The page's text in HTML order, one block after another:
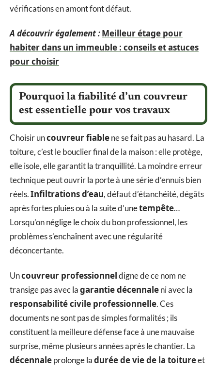
vérifications en amont font défaut.
A découvrir également :Meilleur étage pour
habiter dans un immeuble : conseils et astuces
pour choisir
Pourquoi la fiabilité d’un couvreur
est essentielle pour vos travaux
Choisir uncouvreur fiablene se fait pas au hasard. La
toiture, c’est le bouclier final de la maison : elle protège,
elle isole, elle garantit la tranquillité. La moindre erreur
technique peut ouvrir la porte à une série d’ennuis bien
réels.Infiltrations d’eau, défaut d’étanchéité, dégâts
après fortes pluies ou à la suite d’unetempête…
Lorsqu’on néglige le choix du bon professionnel, les
problèmes s’enchaînent avec une régularité
déconcertante.
Uncouvreur professionneldigne de ce nom ne
transige pas avec lagarantie décennaleni avec la
responsabilité civile professionnelle. Ces
documents ne sont pas de simples formalités ; ils
constituent la meilleure défense face à une mauvaise
surprise, même plusieurs années après le chantier. La
décennaleprolonge ladurée de vie de la toitureet